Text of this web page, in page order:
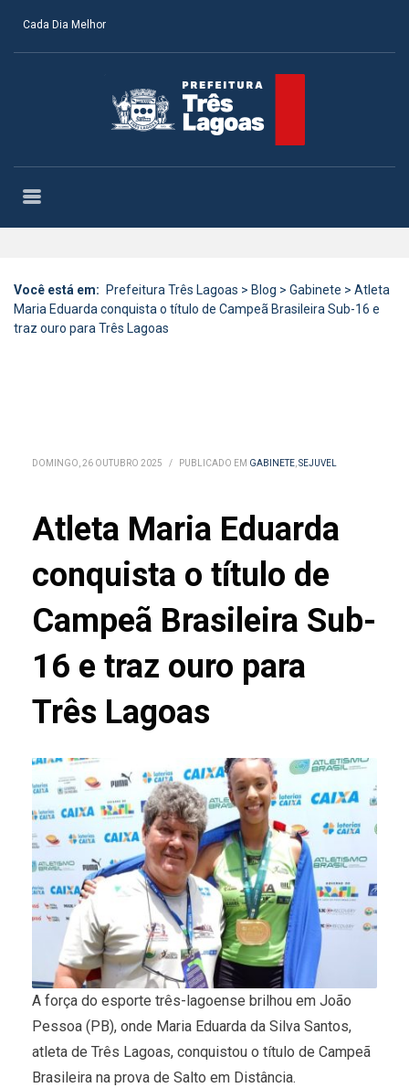
Cada Dia Melhor
Você está em: Prefeitura Três Lagoas > Blog > Gabinete > Atleta
Maria Eduarda conquista o título de Campeã Brasileira Sub-16 e
traz ouro para Três Lagoas
DOMINGO, 26 OUTUBRO 2025 / PUBLICADO EM GABINETE,SEJUVEL
Atleta Maria Eduarda
conquista o título de
Campeã Brasileira Sub-
16 e traz ouro para
Três Lagoas
A força do esporte três-lagoense brilhou em João
Pessoa (PB), onde Maria Eduarda da Silva Santos,
atleta de Três Lagoas, conquistou o título de Campeã
Brasileira na prova de Salto em Distância.